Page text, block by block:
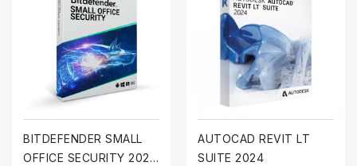
BITDEFENDER SMALL
OFFICE SECURITY 2025
AUTOCAD REVIT LT
SUITE 2024